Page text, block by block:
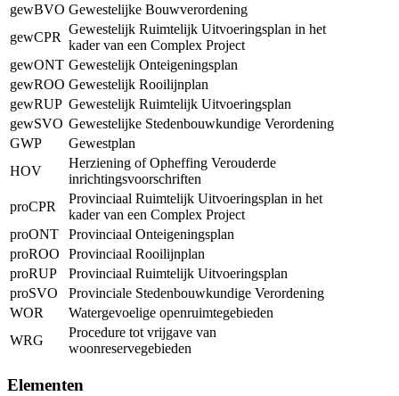
gewBVO Gewestelijke Bouwverordening
gewCPR
Gewestelijk Ruimtelijk Uitvoeringsplan in het
kader van een Complex Project
gewONT Gewestelijk Onteigeningsplan
gewROO Gewestelijk Rooilijnplan
gewRUP Gewestelijk Ruimtelijk Uitvoeringsplan
gewSVO Gewestelijke Stedenbouwkundige Verordening
GWP
Gewestplan
HOV
Herziening of Opheffing Verouderde
inrichtingsvoorschriften
proCPR
Provinciaal Ruimtelijk Uitvoeringsplan in het
kader van een Complex Project
proONT
Provinciaal Onteigeningsplan
proROO
Provinciaal Rooilijnplan
proRUP
Provinciaal Ruimtelijk Uitvoeringsplan
proSVO
Provinciale Stedenbouwkundige Verordening
WOR
Watergevoelige openruimtegebieden
WRG
Procedure tot vrijgave van
woonreservegebieden
Elementen